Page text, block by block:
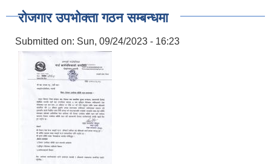
रोजगार उपभोक्ता गठन सम्बन्धमा
Submitted on: Sun, 09/24/2023 - 16:23